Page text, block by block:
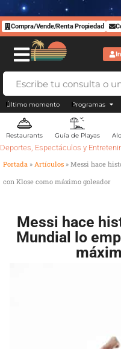
Compra/Vende/Renta Propiedad
Último momento Programas
Restaurants Guía de Playas
Deportes, Espectáculos y
Portada » Artículos » Messi hace
con Klose como máximo goleador
Messi hace
Mundial lo